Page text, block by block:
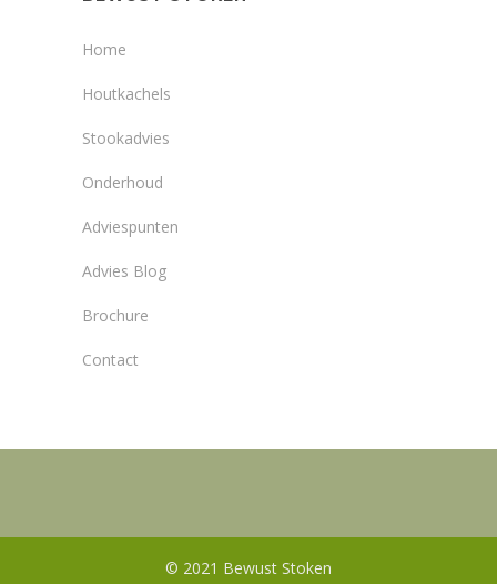
Home
Houtkachels
Stookadvies
Onderhoud
Adviespunten
Advies Blog
Brochure
Contact
© 2021 Bewust Stoken